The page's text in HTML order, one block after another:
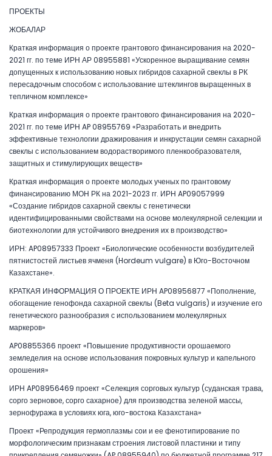
ПРОЕКТЫ
ЖОБАЛАР
Краткая информация о проекте грантового финансирования на 2020-
2021 гг. по теме ИРН АР 08955881 «Ускоренное выращивание семян
допущенных к использованию новых гибридов сахарной свеклы в РК
пересадочным способом с использование штеклингов выращенных в
тепличном комплексе»
Краткая информация о проекте грантового финансирования на 2020-
2021 гг. по теме ИРН AP 08955769 «Разработать и внедрить
эффективные технологии дражирования и инкрустации семян сахарной
свеклы с использованием водорастворимого пленкообразователя,
защитных и стимулирующих веществ»
Краткая информация о проекте молодых ученых по грантовому
финансированию МОН РК на 2021-2023 гг. ИРН AP09057999
«Создание гибридов сахарной свеклы с генетически
идентифицированными свойствами на основе молекулярной селекции и
биотехнологии для устойчивого внедрения их в производство»
ИРН: AP08957333 Проект «Биологические особенности возбудителей
пятнистостей листьев ячменя (Hordeum vulgare) в Юго-Восточном
Казахстане».
КРАТКАЯ ИНФОРМАЦИЯ О ПРОЕКТЕ ИРН AP08956877 «Пополнение,
обогащение генофонда сахарной свеклы (Beta vulgaris) и изучение его
генетического разнообразия с использованием молекулярных
маркеров»
AP08855366 проект «Повышение продуктивности орошаемого
земледелия на основе использования покровных культур и капельного
орошения»
ИРН AP08956469 проект «Селекция сорговых культур (суданская трава,
сорго зерновое, сорго сахарное) для производства зеленой массы,
зернофуража в условиях юга, юго-востока Казахстана»
Проект «Репродукция гермоплазмы сои и ее фенотипирование по
морфологическим признакам строения листовой пластинки и типу